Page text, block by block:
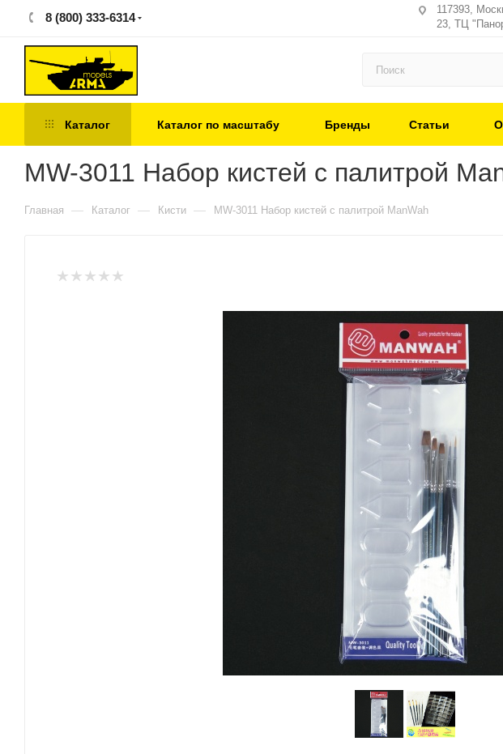
8 (800) 333-6314
117393,
23, ТЦ
Каталог Каталог по масштабу Бренды Статьи
MW-3011 Набор кистей с палитрой
Главная — Каталог — Кисти — MW-3011 Набор кистей с палитрой ManWah